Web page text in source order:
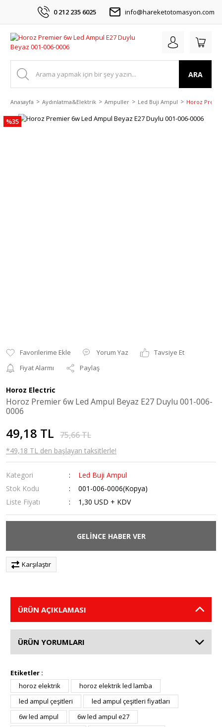
0 212 235 6025 info@hareketotomasyon.com
ARA
Anasayfa Aydınlatma&Elektrik Ampuller Led Buji Ampul Horoz
%35
Yorum Yaz
Tavsiye Et
Fiyat Alarmı
Paylaş
Horoz Electric
Horoz Premier 6w Led Ampul Beyaz E27 Duylu 001-006-
0006
49,18 TL 75,66 TL
*49,18 TL den başlayan taksitlerle!
Kategori
Led Buji Ampul
Stok Kodu
001-006-0006(Kopya)
Liste Fiyatı
1,30 USD + KDV
GELİNCE HABER VER
Karşılaştır
ÜRÜN AÇIKLAMASI
ÜRÜN YORUMLARI
Etiketler :
horoz elektrik
horoz elektrik led lamba
led ampul çeşitleri
led ampul çeşitleri fiyatları
6w led ampul
6w led ampul e27